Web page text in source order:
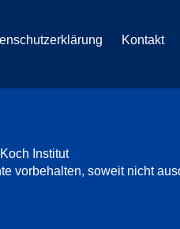
Kontakt
Institut
vorbehalten, soweit nicht